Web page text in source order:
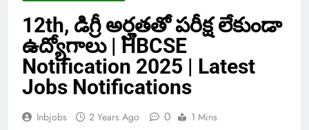
12th, డిగ్రీ అర్హతతో పరీక్ష లేకుండా
ఉద్యోగాలు | HBCSE
Notification 2025 | Latest
Jobs Notifications
Inbjobs 2 Years Ago 0 1 Mins